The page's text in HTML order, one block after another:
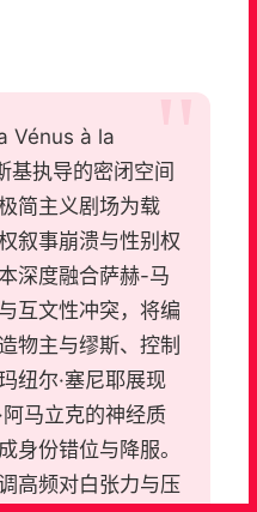
Vénus à la
基执导的密闭空间
简主义剧场为载
叙事崩溃与性别权
深度融合萨赫-马
互文性冲突，将编
物主与缪斯、控制
纽尔·塞尼耶展现
马立克的神经质
身份错位与降服。
高频对白张力与压